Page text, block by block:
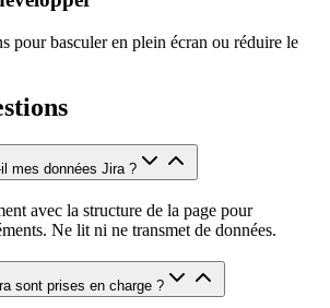
pour basculer en plein écran ou réduire le
mes données Jira ?
avec la structure de la page pour
Ne lit ni ne transmet de données.
sont prises en charge ?